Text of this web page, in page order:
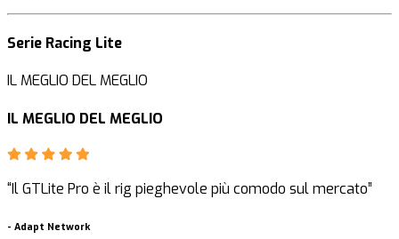
Serie Racing Lite
IL MEGLIO DEL MEGLIO
IL MEGLIO DEL MEGLIO
“Il GTLite Pro è il rig pieghevole più comodo sul mercato”
- Adapt Network